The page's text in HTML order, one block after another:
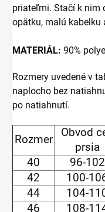
priateľmi. Stačí k nim
opätku, malú kabelku
MATERIÁL: 90%
Rozmery uvedené v
naplocho bez
po natiahnutí.
Rozmer
Obvod
prsia
40
96-102
42
100-
44
104-
46
108-